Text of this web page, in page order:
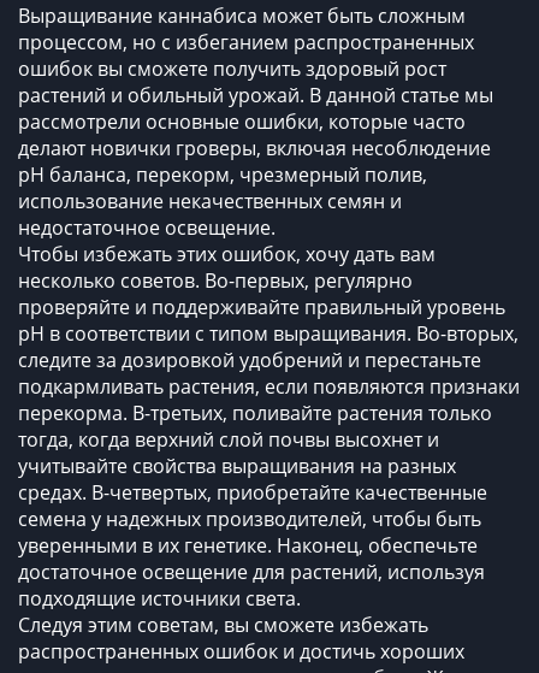
Выращивание каннабиса может быть сложным
процессом, но с избеганием распространенных
ошибок вы сможете получить здоровый рост
растений и обильный урожай. В данной статье мы
рассмотрели основные ошибки, которые часто
делают новички гроверы, включая несоблюдение
рН баланса, перекорм, чрезмерный полив,
использование некачественных семян и
недостаточное освещение.
Чтобы избежать этих ошибок, хочу дать вам
несколько советов. Во-первых, регулярно
проверяйте и поддерживайте правильный уровень
рН в соответствии с типом выращивания. Во-вторых,
следите за дозировкой удобрений и перестаньте
подкармливать растения, если появляются признаки
перекорма. В-третьих, поливайте растения только
тогда, когда верхний слой почвы высохнет и
учитывайте свойства выращивания на разных
средах. В-четвертых, приобретайте качественные
семена у надежных производителей, чтобы быть
уверенными в их генетике. Наконец, обеспечьте
достаточное освещение для растений, используя
подходящие источники света.
Следуя этим советам, вы сможете избежать
распространенных ошибок и достичь хороших